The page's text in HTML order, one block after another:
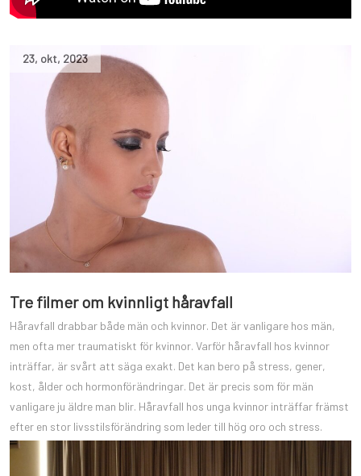
23, okt, 2023
Tre filmer om kvinnligt håravfall
Håravfall drabbar både män och kvinnor. Det är vanligare hos män,
men ofta mer traumatiskt för kvinnor. Varför håravfall hos kvinnor
inträffar, är svårt att säga exakt. Det kan bero på stress, gener,
kost, ålder och hormonförändringar. Det är precis som för män
vanligare ju äldre man blir. Håravfall hos unga kvinnor inträffar främst
efter en stor livsstilsförändring som leder till hög oro och stress.